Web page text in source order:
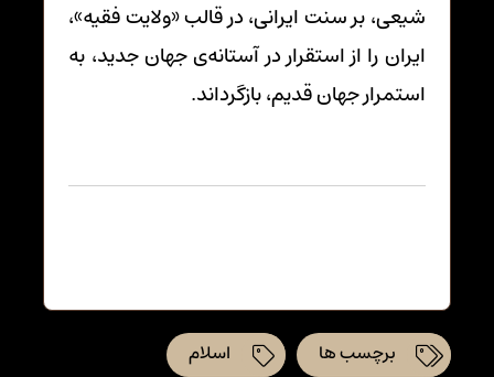
شیعی، بر سنت ایرانی، در قالب «ولایت فقیه»،
ایران را از استقرار در آستانه‌ی جهان جدید، به
استمرار جهان قدیم، بازگرداند.
برچسب ها اسلام